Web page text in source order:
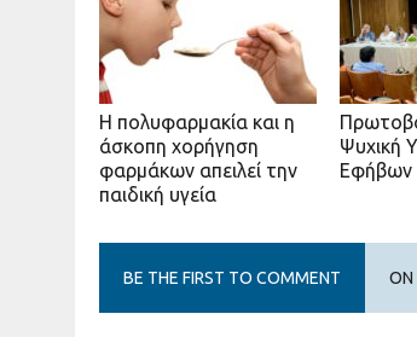
Η πολυφαρμακία και η
άσκοπη χορήγηση
φαρμάκων απειλεί την
παιδική υγεία
Ψυχική
BE THE FIRST TO COMMENT